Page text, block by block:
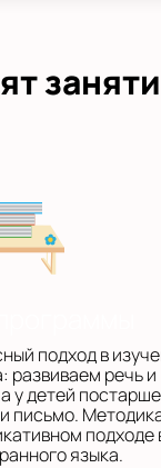
подход в
развиваем речь и
у детей постарше
письмо.
подходе
языка.